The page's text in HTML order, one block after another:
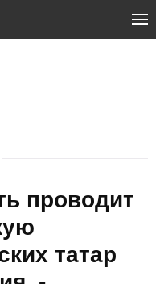
проводит
татар